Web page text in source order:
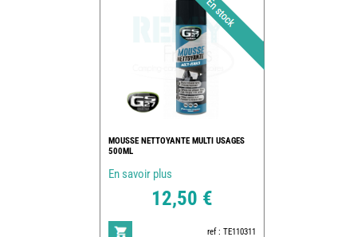
MOUSSE NETTOYANTE MULTI USAGES
500ML
En savoir plus
12,50 €
ref : TE110311